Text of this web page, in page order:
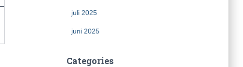
juli 2025
juni 2025
Categories